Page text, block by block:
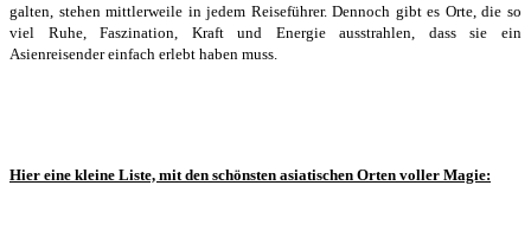
galten, stehen mittlerweile in jedem Reiseführer. Dennoch gibt es Orte, die so
viel Ruhe, Faszination, Kraft und Energie ausstrahlen, dass sie ein
Asienreisender einfach erlebt haben muss.
Hier eine kleine Liste, mit den schönsten asiatischen Orten voller Magie: